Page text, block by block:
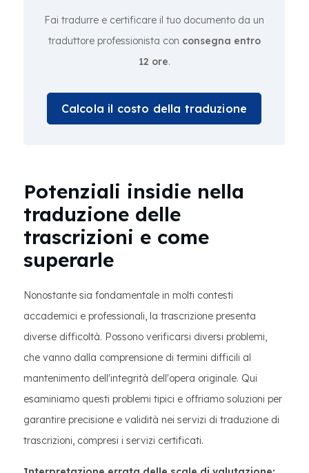
Fai tradurre e certificare il tuo documento da un
traduttore professionista con consegna entro
12 ore.
Calcola il costo della traduzione
Potenziali insidie nella
traduzione delle
trascrizioni e come
superarle
Nonostante sia fondamentale in molti contesti
accademici e professionali, la trascrizione presenta
diverse difficoltà. Possono verificarsi diversi problemi,
che vanno dalla comprensione di termini difficili al
mantenimento dell'integrità dell'opera originale. Qui
esaminiamo questi problemi tipici e offriamo soluzioni per
garantire precisione e validità nei servizi di traduzione di
trascrizioni, compresi i servizi certificati.